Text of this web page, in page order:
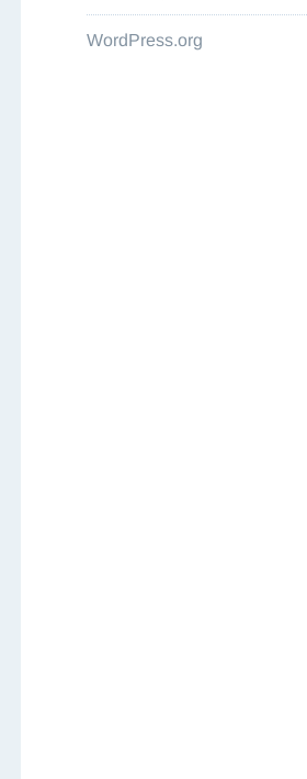
WordPress.org